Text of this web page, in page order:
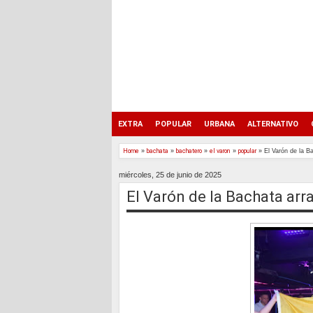
EXTRA POPULAR URBANA ALTERNATIVO
Home » bachata » bachatero » el varon » popular» El Varón de la
miércoles, 25 de junio de 2025
El Varón de la Bachata